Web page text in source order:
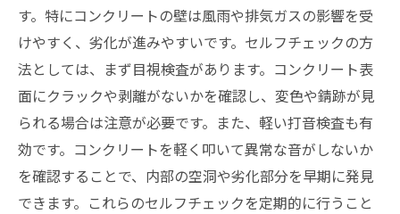
す。特にコンクリートの壁は風雨や排気ガスの影響を受
けやすく、劣化が進みやすいです。セルフチェックの方
法としては、まず目視検査があります。コンクリート表
面にクラックや剥離がないかを確認し、変色や錆跡が見
られる場合は注意が必要です。また、軽い打音検査も有
効です。コンクリートを軽く叩いて異常な音がしないか
を確認することで、内部の空洞や劣化部分を早期に発見
できます。これらのセルフチェックを定期的に行うこと